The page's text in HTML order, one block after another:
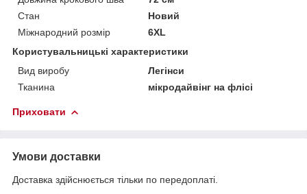
Стан
Новий
Міжнародний розмір
6XL
Користувальницькі характеристики
Вид виробу
Легінси
Тканина
мікродайвінг на флісі
Приховати
Умови доставки
Доставка здійснюється тільки по передоплаті.